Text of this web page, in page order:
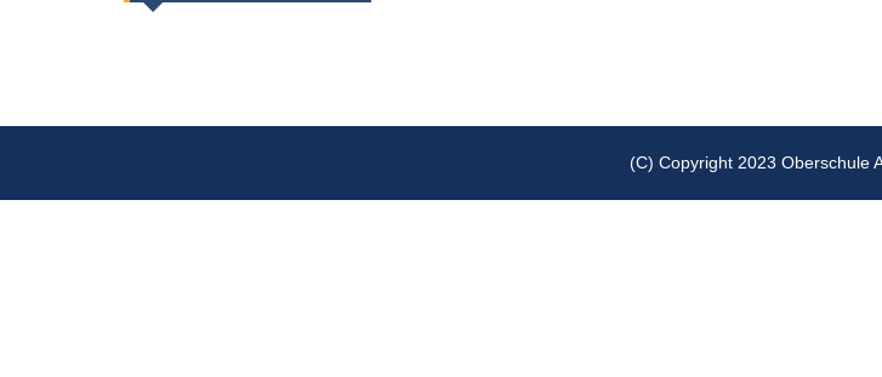
(C) Copyright 2023 Oberschule